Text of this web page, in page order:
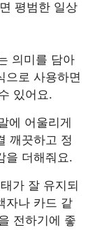
평범한 일상
의미를 담아
으로 사용하면
있어요.
에 어울리게
깨끗하고 정
을 더해줘요.
가 잘 유지되
자나 카드 같
전하기에 좋